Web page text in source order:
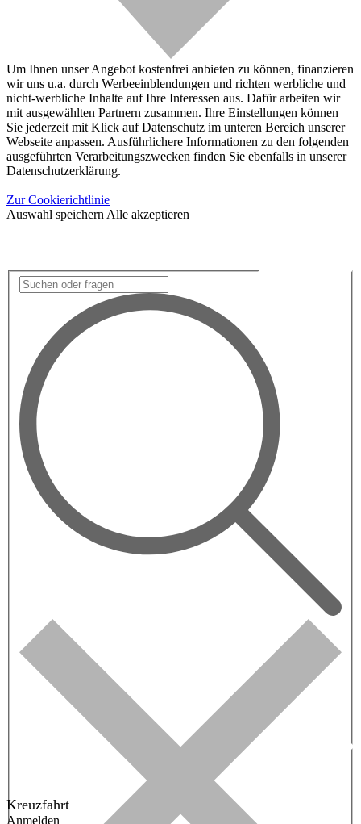
Um Ihnen unser Angebot kostenfrei anbieten zu können, finanzieren
wir uns u.a. durch Werbeeinblendungen und richten werbliche und
nicht-werbliche Inhalte auf Ihre Interessen aus. Dafür arbeiten wir
mit ausgewählten Partnern zusammen. Ihre Einstellungen können
Sie jederzeit mit Klick auf Datenschutz im unteren Bereich unserer
Webseite anpassen. Ausführlichere Informationen zu den folgenden
ausgeführten Verarbeitungszwecken finden Sie ebenfalls in unserer
Datenschutzerklärung.
Zur Cookierichtlinie
Auswahl speichern Alle akzeptieren
Kreuzfahrt
Anmelden